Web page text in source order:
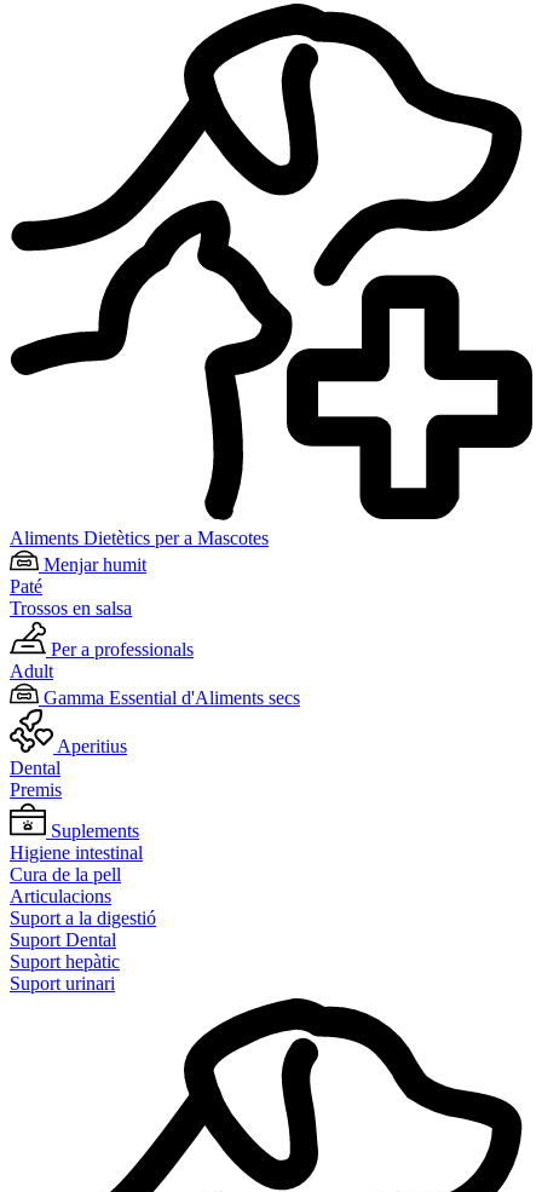
Aliments Dietètics per a Mascotes
Menjar humit
Paté
Trossos en salsa
Per a professionals
Adult
Gamma Essential d'Aliments secs
Aperitius
Dental
Premis
Suplements
Higiene intestinal
Cura de la pell
Articulacions
Suport a la digestió
Suport Dental
Suport hepàtic
Suport urinari